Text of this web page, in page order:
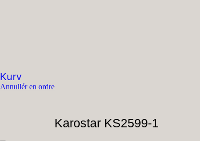
Kurv
Annullér en ordre
Karostar KS2599-1